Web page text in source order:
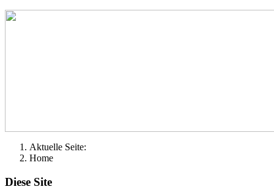
Aktuelle Seite:
Home
Diese Site